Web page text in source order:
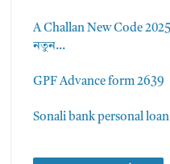
A Challan New Code
নতুন...
GPF Advance form 2639
Sonali bank personal